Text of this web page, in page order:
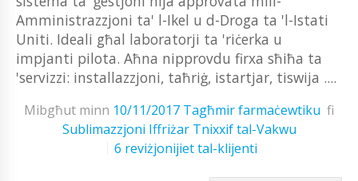
Amministrazzjoni ta' l-Ikel u d-Droga ta 'l-Istati
Uniti. Ideali għal laboratorji ta 'riċerka u
impjanti pilota. Aħna nipprovdu firxa sħiħa ta
'servizzi: installazzjoni, taħriġ, istartjar, tiswija ....
Mibgħut minn 10/11/2017 Tagħmir farmaċewtiku fi
Sublimazzjoni Iffriżar Tnixxif tal-Vakwu
6 reviżjonijiet tal-klijenti